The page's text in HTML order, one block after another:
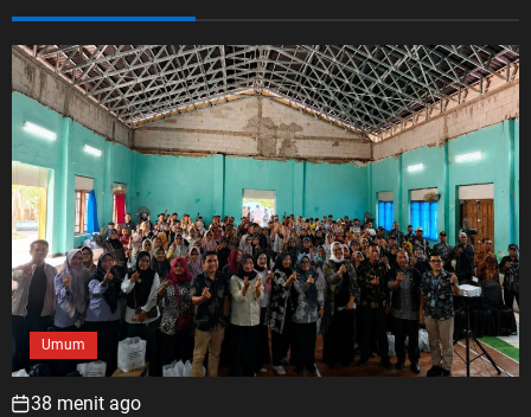
Umum
38 menit ago